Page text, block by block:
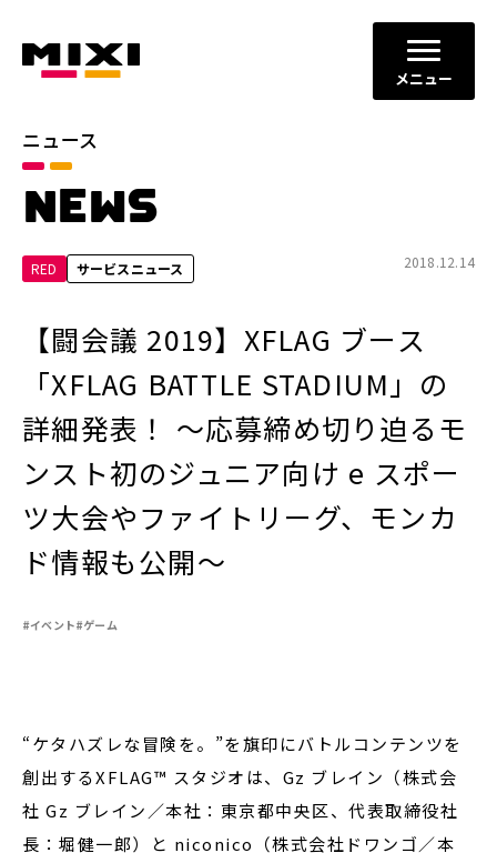
メニュー
ニュース
NEWS
RED サービスニュース 2018.12.14
【闘会議 2019】XFLAG ブース
「XFLAG BATTLE STADIUM」の
詳細発表！ ～応募締め切り迫るモ
ンスト初のジュニア向け e スポー
ツ大会やファイトリーグ、モンカ
ド情報も公開～
#イベント#ゲーム
“ケタハズレな冒険を。”を旗印にバトルコンテンツを
創出するXFLAG™ スタジオは、Gz ブレイン（株式会
社 Gz ブレイン／本社：東京都中央区、代表取締役社
長：堀健一郎）と niconico（株式会社ドワンゴ／本
カテゴリ
お知らせ
2026年 2025年